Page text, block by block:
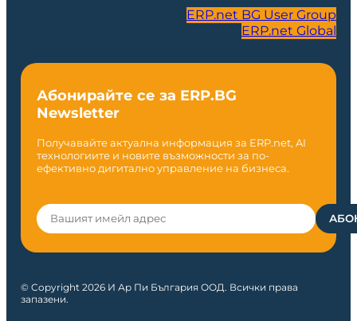
ERP.net BG User Group
ERP.net Global
Абонирайте се за ERP.BG
Newsletter
Получавайте актуална информация за ERP.net, AI
технологиите и новите възможности за по-
ефективно дигитално управление на бизнеса.
© Copyright 2026 И Ар Пи България ООД. Всички права
запазени.